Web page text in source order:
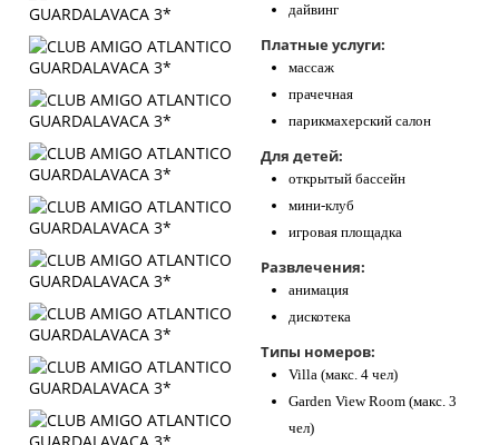
дайвинг
Платные услуги:
массаж
прачечная
парикмахерский салон
Для детей:
открытый бассейн
мини-клуб
игровая площадка
Развлечения:
анимация
дискотека
Типы номеров:
Villa (макс. 4 чел)
Garden View Room (макс. 3
чел)